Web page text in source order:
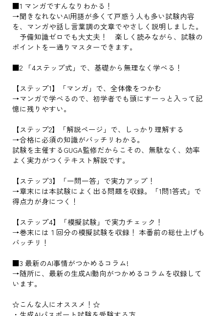
■1 マンガですんなりわかる！
→聞きなれないAI用語が多くて戸惑う人も多い試験内容
を、マンガや話し言葉調の文章でやさしく説明しました。
予備知識ゼロでも大丈夫！ 楽しく読みながら、試験の
ポイントを一通りマスターできます。
■2 「4ステップ式」で、基礎から無理なく学べる！
【ステップ1】「マンガ」で、全体像をつかむ
→マンガで学べるので、初学者でも頭にすーっと入って記
憶に残りやすい。
【ステップ2】「解説ページ」で、しっかり理解する
→合格に必須の知識がバッチリわかる。
試験を主催するGUGA監修だからこその、無駄なく、効率
よく実力がつくテキスト解説です。
【ステップ3】「一問一答」で実力アップ！
→章末には本試験によく出る問題を収録。「1問1答式」で
得点力が身につく！
【ステップ4】「模擬試験」で実力チェック！
→巻末には１回分の模擬試験を収録！ 本番前の総仕上げも
バッチリ！
■3 最新のAI事情がつかめるコラム!
→随所に、最新の生成AI動向がつかめるコラムを収録して
います。
☆こんな人にオススメ！☆